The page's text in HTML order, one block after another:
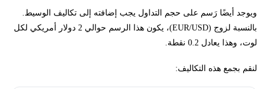
ويوجد أيضًا رَسم على حجم التداول يجب إضافته إلى تكاليف الوسيط.
بالنسبة لزوج (EUR/USD)، يكون هذا الرسم حوالي 2 دولار أمريكي لكل
لوت، وهذا يعادل 0.2 نقطة.
لنقم بجمع هذه التكاليف: